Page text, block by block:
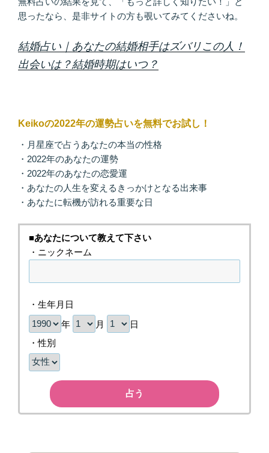
思ったなら、是非サイトの方も覗いてみてくださいね。
結婚占い｜あなたの結婚相手はズバリこの人！
出会いは？結婚時期はいつ？
Keikoの2022年の運勢占いを無料でお試し！
・月星座で占うあなたの本当の性格
・2022年のあなたの運勢
・2022年のあなたの恋愛運
・あなたの人生を変えるきっかけとなる出来事
・あなたに転機が訪れる重要な日
■あなたについて教えて下さい
・ニックネーム
・生年月日
年
月
日
・性別
占う